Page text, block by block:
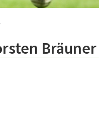
Bräuner